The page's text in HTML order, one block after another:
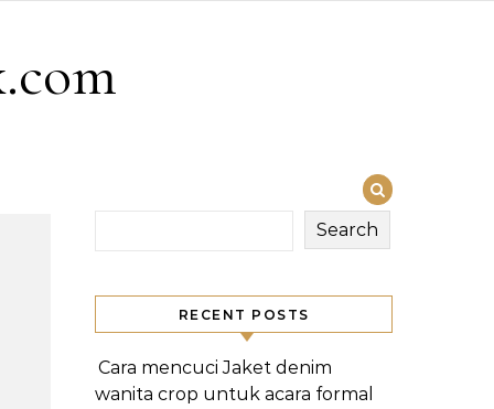
Search
RECENT POSTS
Cara mencuci Jaket denim
wanita crop untuk acara formal